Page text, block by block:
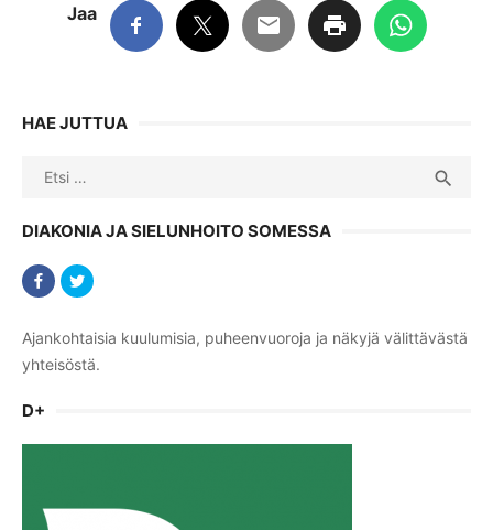
Jaa
HAE JUTTUA
Search

DIAKONIA JA SIELUNHOITO SOMESSA
Ajankohtaisia kuulumisia, puheenvuoroja ja näkyjä välittävästä
yhteisöstä.
D+